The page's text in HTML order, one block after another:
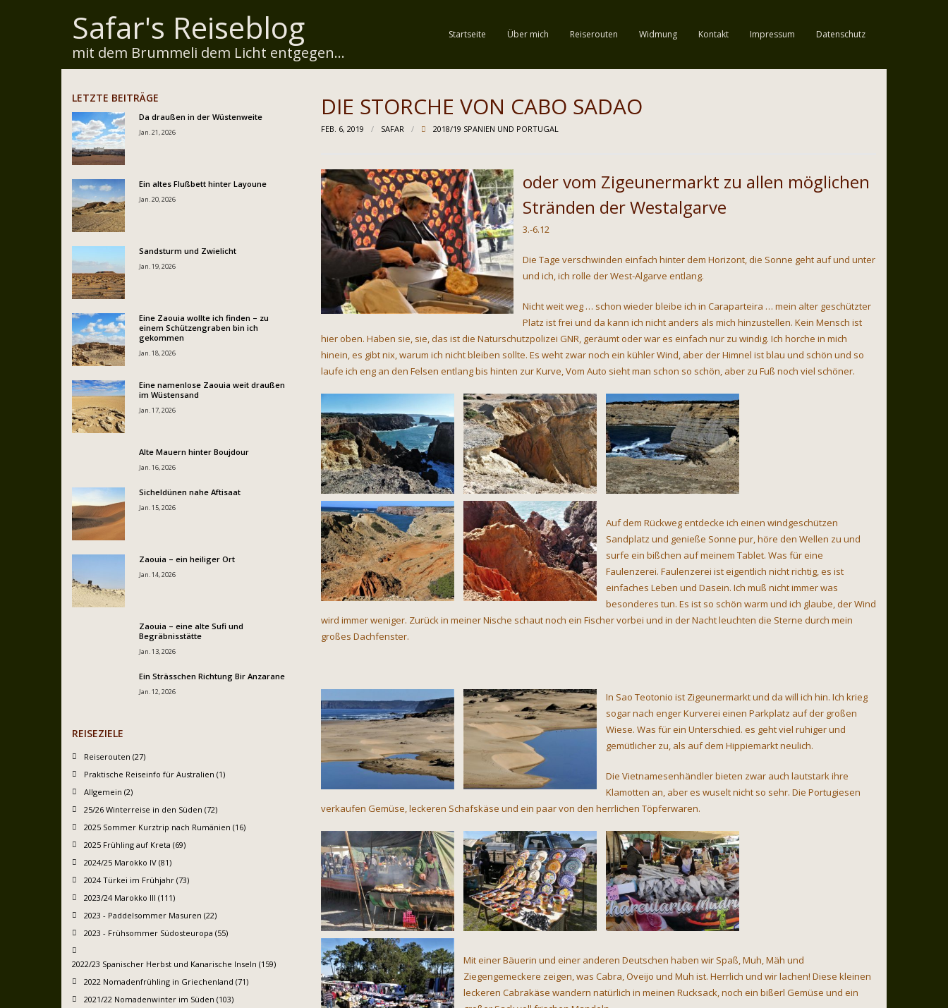
Safar's Reiseblog
mit dem Brummeli dem Licht entgegen...
Startseite Über mich Reiserouten Widmung Kontakt Impressum Datenschutz
DIE STORCHE VON CABO SADAO
FEB. 6, 2019 SAFAR 2018/19 SPANIEN UND PORTUGAL
oder vom Zigeunermarkt zu allen möglichen
Stränden der Westalgarve
3.-6.12
Die Tage verschwinden einfach hinter dem Horizont, die Sonne geht auf und unter
und ich, ich rolle der West-Algarve entlang.
Nicht weit weg … schon wieder bleibe ich in Caraparteira … mein alter geschützter
Platz ist frei und da kann ich nicht anders als mich hinzustellen. Kein Mensch ist
hier oben. Haben sie, sie, das ist die Naturschutzpolizei GNR, geräumt oder war es einfach nur zu windig. Ich horche in mich
hinein, es gibt nix, warum ich nicht bleiben sollte. Es weht zwar noch ein kühler Wind, aber der Himnel ist blau und schön und so
laufe ich eng an den Felsen entlang bis hinten zur Kurve, Vom Auto sieht man schon so schön, aber zu Fuß noch viel schöner.
Auf dem Rückweg entdecke ich einen windgeschützen
Sandplatz und genieße Sonne pur, höre den Wellen zu und
surfe ein bißchen auf meinem Tablet. Was für eine
Faulenzerei. Faulenzerei ist eigentlich nicht richtig, es ist
einfaches Leben und Dasein. Ich muß nicht immer was
besonderes tun. Es ist so schön warm und ich glaube, der Wind
wird immer weniger. Zurück in meiner Nische schaut noch ein Fischer vorbei und in der Nacht leuchten die Sterne durch mein
großes Dachfenster.
In Sao Teotonio ist Zigeunermarkt und da will ich hin. Ich krieg
sogar nach enger Kurverei einen Parkplatz auf der großen
Wiese. Was für ein Unterschied. es geht viel ruhiger und
gemütlicher zu, als auf dem Hippiemarkt neulich.
Die Vietnamesenhändler bieten zwar auch lautstark ihre
Klamotten an, aber es wuselt nicht so sehr. Die Portugiesen
verkaufen Gemüse, leckeren Schafskäse und ein paar von den herrlichen Töpferwaren.
Mit einer Bäuerin und einer anderen Deutschen haben wir Spaß, Muh, Mäh und
Ziegengemeckere zeigen, was Cabra, Oveijo und Muh ist. Herrlich und wir lachen! Diese kleinen
leckeren Cabrakäse wandern natürlich in meinen Rucksack, noch ein bißerl Gemüse und ein
LETZTE BEITRÄGE
Da draußen in der Wüstenweite
Jan. 21, 2026
Ein altes Flußbett hinter Layoune
Jan. 20, 2026
Sandsturm und Zwielicht
Jan. 19, 2026
Eine Zaouia wollte ich finden – zu
einem Schützengraben bin ich
gekommen
Jan. 18, 2026
Eine namenlose Zaouia weit draußen
im Wüstensand
Jan. 17, 2026
Alte Mauern hinter Boujdour
Jan. 16, 2026
Sicheldünen nahe Aftisaat
Jan. 15, 2026
Zaouia – ein heiliger Ort
Jan. 14, 2026
Zaouia – eine alte Sufi und
Begräbnisstätte
Jan. 13, 2026
Ein Strässchen Richtung Bir Anzarane
Jan. 12, 2026
REISEZIELE
Reiserouten (27)
Praktische Reiseinfo für Australien (1)
Allgemein (2)
25/26 Winterreise in den Süden (72)
2025 Sommer Kurztrip nach Rumänien (16)
2025 Frühling auf Kreta (69)
2024/25 Marokko IV (81)
2024 Türkei im Frühjahr (73)
2023/24 Marokko III (111)
2023 - Paddelsommer Masuren (22)
2023 - Frühsommer Südosteuropa (55)
2022/23 Spanischer Herbst und Kanarische Inseln (159)
2022 Nomadenfrühling in Griechenland (71)
2021/22 Nomadenwinter im Süden (103)